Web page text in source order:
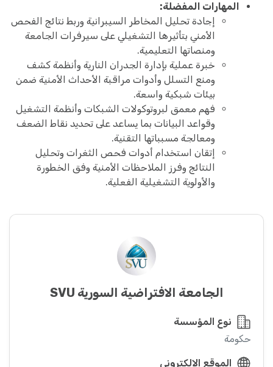
المهارات المفضلة:
إجادة تحليل المخاطر السيبرانية وربط نتائج الفحص
الأمني بتأثيرها التشغيلي على سيرفرات الجامعة
ومنصاتها التعليمية.
خبرة عملية بإدارة الجدران النارية وأنظمة كشف
ومنع التسلل وأدوات مراقبة الأحداث الأمنية ضمن
بيئات شبكية واسعة.
فهم معمق لبروتوكولات الشبكات وأنظمة التشغيل
وقواعد البيانات بما يساعد على تحديد نقاط الضعف
ومعالجة مسبباتها التقنية.
إتقان استخدام أدوات فحص الثغرات وتحليل
النتائج وفرز الملاحظات الأمنية وفق الخطورة
والأولوية التشغيلية الفعلية.
الجامعة الافتراضية السورية SVU
نوع المؤسسة
حكومة
الموقع الإلكتروني